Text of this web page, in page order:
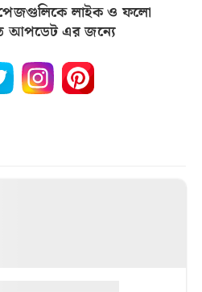
লাইক ও ফলো
আপডেট এর জন্যে